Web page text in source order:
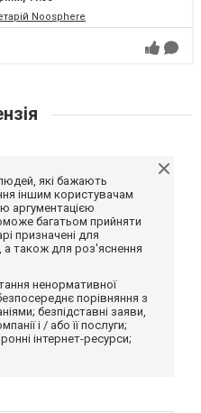
Noosphere
які бажають
іншим користувачам
аргументацією
багатьом прийняти
призначені для
а також для роз'яснення
ненормативної
порівняння з
безпідставні заяви,
і / або її послуги;
інтернет-ресурси;